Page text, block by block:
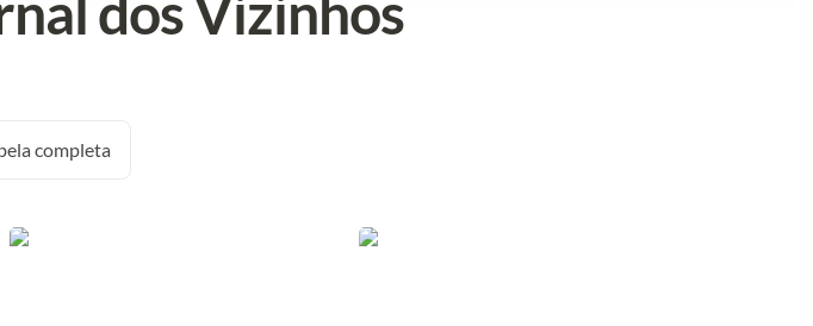
completa
Restauro do painel japonês Toban
Nova Unidade de Saúde em Sapadores-